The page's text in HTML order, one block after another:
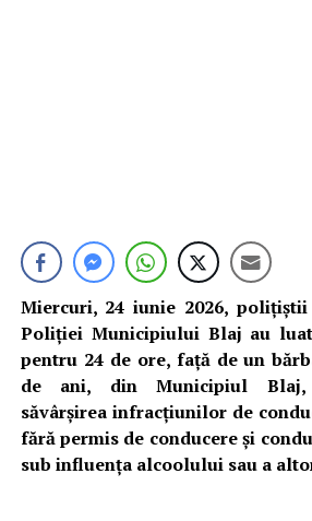
Miercuri, 24 iunie 2026,
Poliției Municipiului Blaj au
pentru 24 de ore, față de un
de ani, din Municipiul Blaj,
săvârșirea infracțiunilor de
fără permis de conducere și
sub influența alcoolului sau a